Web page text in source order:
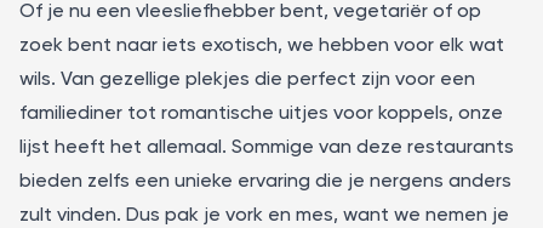
Of je nu een vleesliefhebber bent, vegetariër of op
zoek bent naar iets exotisch, we hebben voor elk wat
wils. Van gezellige plekjes die perfect zijn voor een
familiediner tot romantische uitjes voor koppels, onze
lijst heeft het allemaal. Sommige van deze restaurants
bieden zelfs een unieke ervaring die je nergens anders
zult vinden. Dus pak je vork en mes, want we nemen je